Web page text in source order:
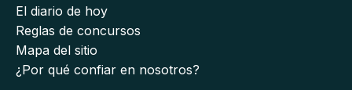
El diario de hoy
Reglas de concursos
Mapa del sitio
¿Por qué confiar en nosotros?